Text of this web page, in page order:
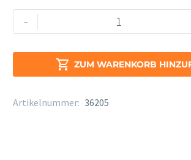
-
Tragegurt
Neotech
regular
 ZUM WARENKORB
Alternative:
Artikelnummer: 36205